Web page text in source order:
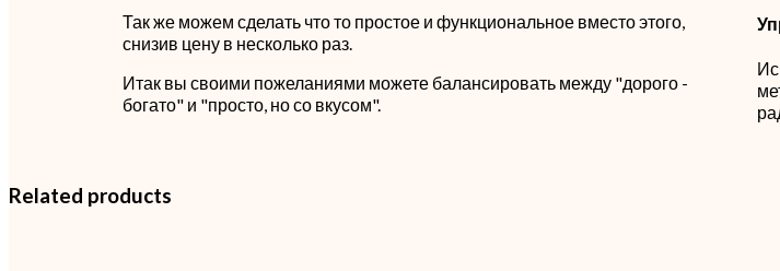
Так же можем сделать что то простое и функциональное вместо этого,
снизив цену в несколько раз.
Итак вы своими пожеланиями можете балансировать между "дорого -
богато" и "просто, но со вкусом".
Related products